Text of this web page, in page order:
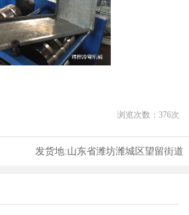
浏览次数： 376次
发货地:山东省潍坊潍城区望留街道